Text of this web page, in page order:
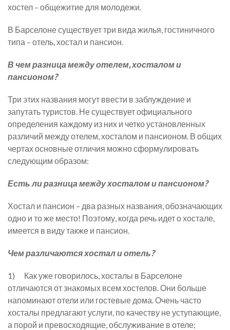
хостел – общежитие для молодежи.
В Барселоне существует три вида жилья, гостиничного
типа – отель, хостал и пансион.
В чем разница между отелем, хосталом и
пансионом?
Три этих названия могут ввести в заблуждение и
запутать туристов. Не существует официального
определения каждому из них и четко установленных
различий между отелем, хосталом и пансионом. В общих
чертах основные отличия можно сформулировать
следующим образом:
Есть ли разница между хосталом и пансионом?
Хостал и пансион – два разных названия, обозначающих
одно и то же место! Поэтому, когда речь идет о хостале,
имеется в виду также и пансион.
Чем различаются хостал и отель?
1) Как уже говорилось, хосталы в Барселоне
отличаются от знакомых всем хостелов. Они больше
напоминают отели или гостевые дома. Очень часто
хосталы предлагают услуги, по качеству не уступающие,
а порой и превосходящие, обслуживание в отеле;